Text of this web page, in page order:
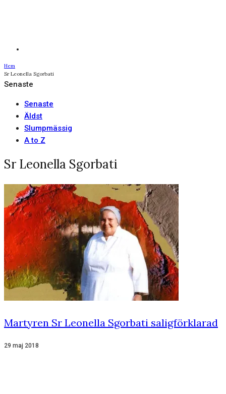
Hem
Sr Leonella Sgorbati
Senaste
Senaste
Äldst
Slumpmässig
A to Z
Sr Leonella Sgorbati
Martyren Sr Leonella Sgorbati saligförklarad
29 maj 2018